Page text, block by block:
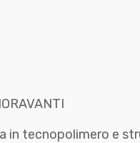
in tecnopolimero e